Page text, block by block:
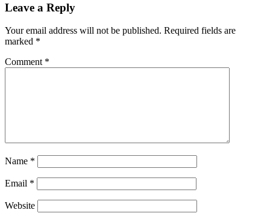
Leave a Reply
Your email address will not be published. Required fields are
marked *
Comment *
Name *
Email *
Website